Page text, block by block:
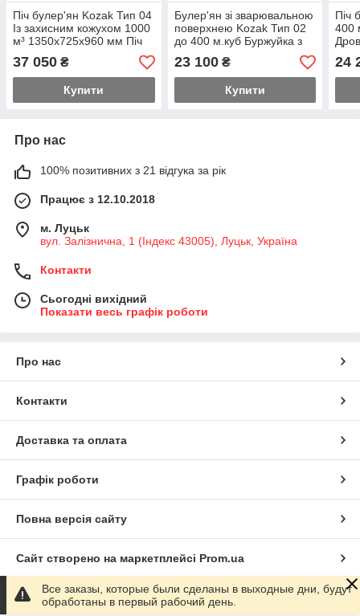
Піч булер'ян Kozak Тип 04
Із захисним кожухом 1000
м³ 1350х725х960 мм Піч
для обігріву будинку
Буржуйка булер'ян
37 050 ₴
Купити
Булер'ян зі зварювальною
поверхнею Kozak Тип 02
до 400 м.куб Буржуйка з
варильною поверхнею
Канадська піч
23 100₴
Купити
Піч
400
24
Про нас
100% позитивних з 21 відгука за рік
Працює з 12.10.2018
м. Луцьк
вул. Залізнична, 1 (Індекс 43005), Луцьк, Україна
Контакти
Сьогодні вихідний
Показати весь графік роботи
Про нас
Контакти
Доставка та оплата
Графік роботи
Повна версія сайту
Сайт створено на маркетплейсі Prom.ua
Політика конфіденційності
Все заказы, которые были сделаны в выходные дни, будут
обработаны в первый рабочий день.